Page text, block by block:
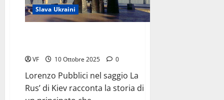
Slava Ukraini
VF 10 Ottobre 2025 0
Lorenzo Pubblici nel saggio La
Rus’ di Kiev racconta la storia di